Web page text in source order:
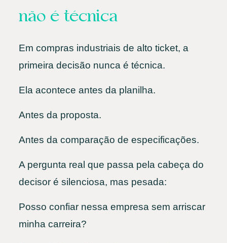
não é técnica
Em compras industriais de alto ticket, a
primeira decisão nunca é técnica.
Ela acontece antes da planilha.
Antes da proposta.
Antes da comparação de especificações.
A pergunta real que passa pela cabeça do
decisor é silenciosa, mas pesada:
Posso confiar nessa empresa sem arriscar
minha carreira?